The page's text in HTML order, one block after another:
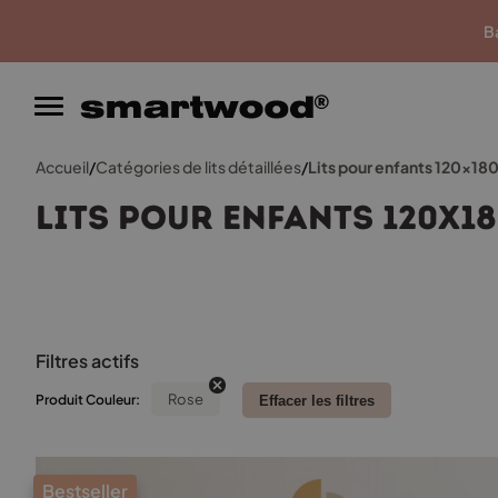
Accueil/Catégories de lits détaillées/Lits pour enfants 120x180
Lits pour enfants
Filtres actifs
Produit Couleur: Rose Effacer les filtres
Bestseller